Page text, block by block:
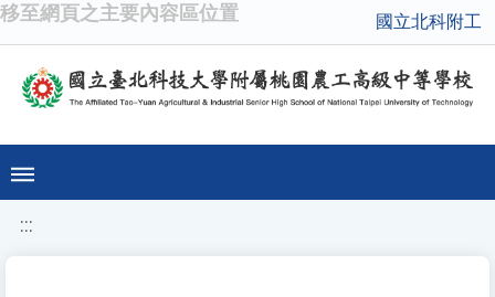
移至網頁之主要內容區位置 國立北科附工
:::